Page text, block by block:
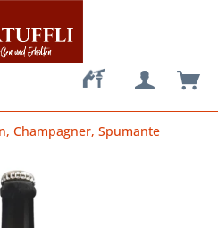
Champagner, Spumante